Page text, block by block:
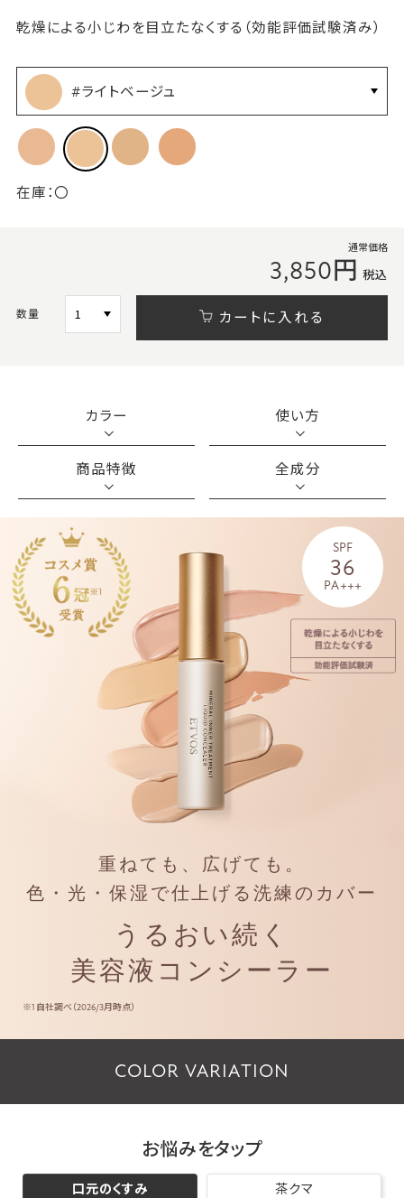
乾燥による小じわを目立たなくする（効能評価試験済み）
#ライトベージュ
在庫： 〇
通常価格
3,850円 税込
カートに入れる
数量
カラー 使い方
商品特徴 全成分
SPF
36
PA+++
重ねても、広げても。
色・光・保湿で仕上げる洗練のカバー
うるおい続く
美容液コンシーラー
※1 自社調べ（2026/3月時点）
COLOR VARIATION
お悩みをタップ
口元のくすみ 茶クマ